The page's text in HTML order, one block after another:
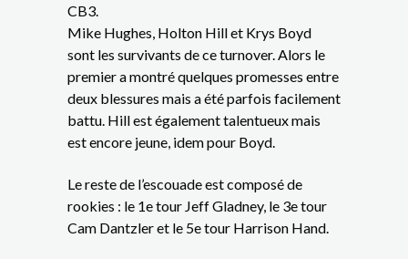
CB3.
Mike Hughes, Holton Hill et Krys Boyd
sont les survivants de ce turnover. Alors le
premier a montré quelques promesses entre
deux blessures mais a été parfois facilement
battu. Hill est également talentueux mais
est encore jeune, idem pour Boyd.
Le reste de l’escouade est composé de
rookies : le 1e tour Jeff Gladney, le 3e tour
Cam Dantzler et le 5e tour Harrison Hand.